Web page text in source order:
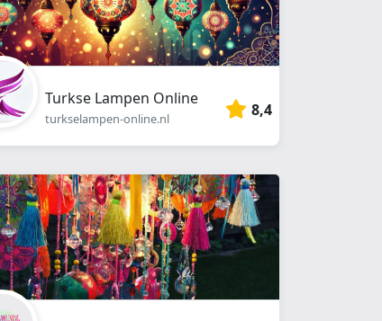
Turkse Lampen Online
turkselampen-online.nl 8,4